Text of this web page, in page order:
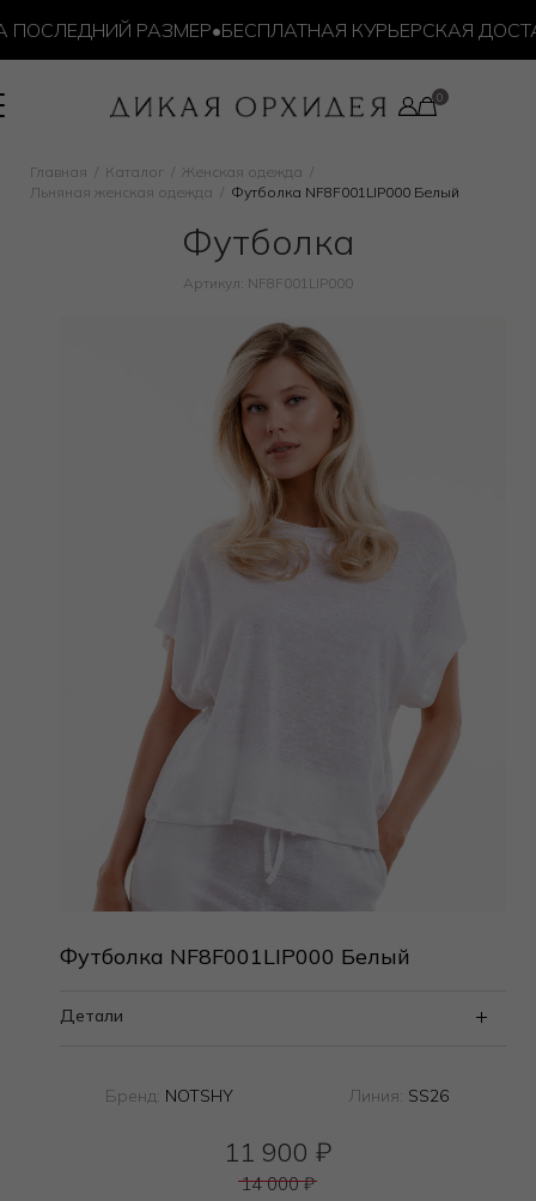
РАЗМЕР•БЕСПЛАТНАЯ КУРЬЕРСКАЯ
Главная Каталог
Женская одежда
Льняная женская одежда
Футболка NF8F001LIP000 Белый
Футболка
Артикул: NF8F001LIP000
Футболка NF8F001LIP000 Белый
Детали
Бренд: NOTSHY Линия: SS26
11 900 ₽
14 000₽